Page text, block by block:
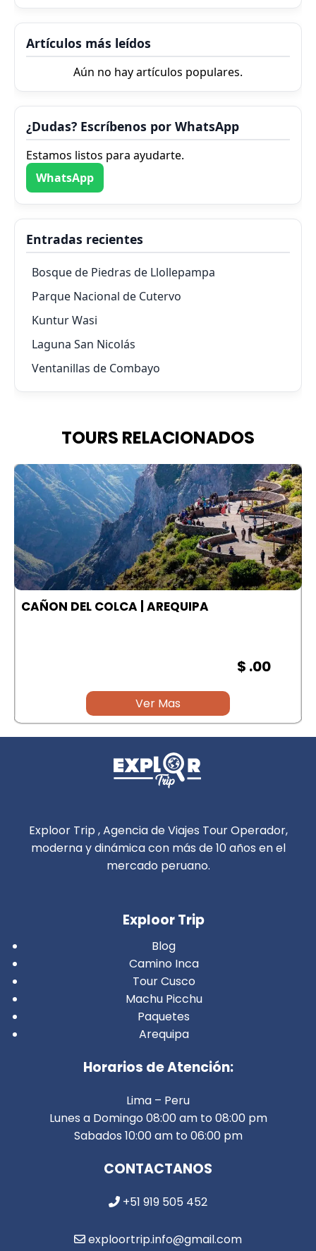
Artículos más leídos
Aún no hay artículos populares.
¿Dudas? Escríbenos por WhatsApp
Estamos listos para ayudarte.
WhatsApp
Entradas recientes
Bosque de Piedras de Llollepampa
Parque Nacional de Cutervo
Kuntur Wasi
Laguna San Nicolás
Ventanillas de Combayo
TOURS RELACIONADOS
CAÑON DEL COLCA | AREQUIPA
$ .00
Ver Mas
Exploor Trip , Agencia de Viajes Tour Operador,
moderna y dinámica con más de 10 años en el
mercado peruano.
Exploor Trip
Blog
Camino Inca
Tour Cusco
Machu Picchu
Paquetes
Arequipa
Horarios de Atención:
Lima – Peru
Lunes a Domingo 08:00 am to 08:00 pm
Sabados 10:00 am to 06:00 pm
CONTACTANOS
+51 919 505 452
exploortrip.info@gmail.com